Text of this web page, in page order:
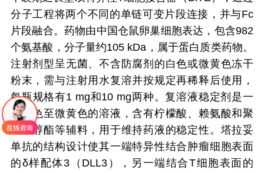
分子工程将两个不同的单链可变片段连接，并与Fc
片段融合。药物由中国仓鼠卵巢细胞表达，包含982
个氨基酸，分子量约105 kDa，属于蛋白质类药物。
注射剂型呈无菌、不含防腐剂的白色或微黄色冻干
粉末，需与注射用水复溶并按规定再稀释后使用，
每瓶规格有1 mg和10 mg两种。复溶液稳定剂是一
种无色至微黄色的溶液，含有柠檬酸、赖氨酸和聚
山梨醇酯等辅料，用于维持药液的稳定性。塔拉妥
单抗的结构设计使其一端特异性结合肿瘤细胞表面
的δ样配体3（DLL3），另一端结合T细胞表面的